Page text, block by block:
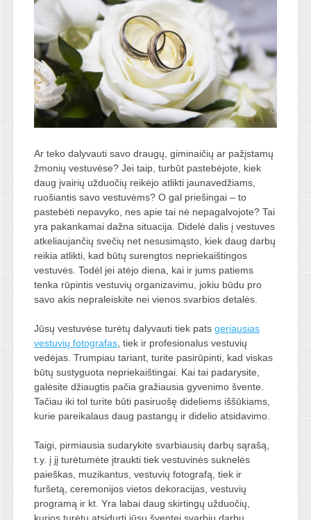
Ar teko dalyvauti savo draugų, giminaičių ar pažįstamų
žmonių vestuvėse? Jei taip, turbūt pastebėjote, kiek
daug įvairių užduočių reikėjo atlikti jaunavedžiams,
ruošiantis savo vestuvėms? O gal priešingai – to
pastebėti nepavyko, nes apie tai nė nepagalvojote? Tai
yra pakankamai dažna situacija. Didelė dalis į vestuves
atkeliaujančių svečių net nesusimąsto, kiek daug darbų
reikia atlikti, kad būtų surengtos nepriekaištingos
vestuvės. Todėl jei atėjo diena, kai ir jums patiems
tenka rūpintis vestuvių organizavimu, jokiu būdu pro
savo akis nepraleiskite nei vienos svarbios detalės.
Jūsų vestuvėse turėtų dalyvauti tiek pats geriausias
vestuvių fotografas, tiek ir profesionalus vestuvių
vedėjas. Trumpiau tariant, turite pasirūpinti, kad viskas
būtų sustyguota nepriekaištingai. Kai tai padarysite,
galėsite džiaugtis pačia gražiausia gyvenimo švente.
Tačiau iki tol turite būti pasiruošę dideliems iššūkiams,
kurie pareikalaus daug pastangų ir didelio atsidavimo.
Taigi, pirmiausia sudarykite svarbiausių darbų sąrašą,
t.y. į jį turėtumėte įtraukti tiek vestuvinės suknelės
paieškas, muzikantus, vestuvių fotografą, tiek ir
furšetą, ceremonijos vietos dekoracijas, vestuvių
programą ir kt. Yra labai daug skirtingų užduočių,